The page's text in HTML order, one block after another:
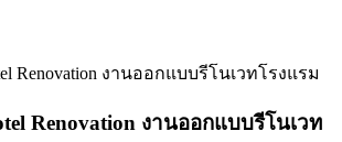
Renovation งานออกแบบรีโนเวท